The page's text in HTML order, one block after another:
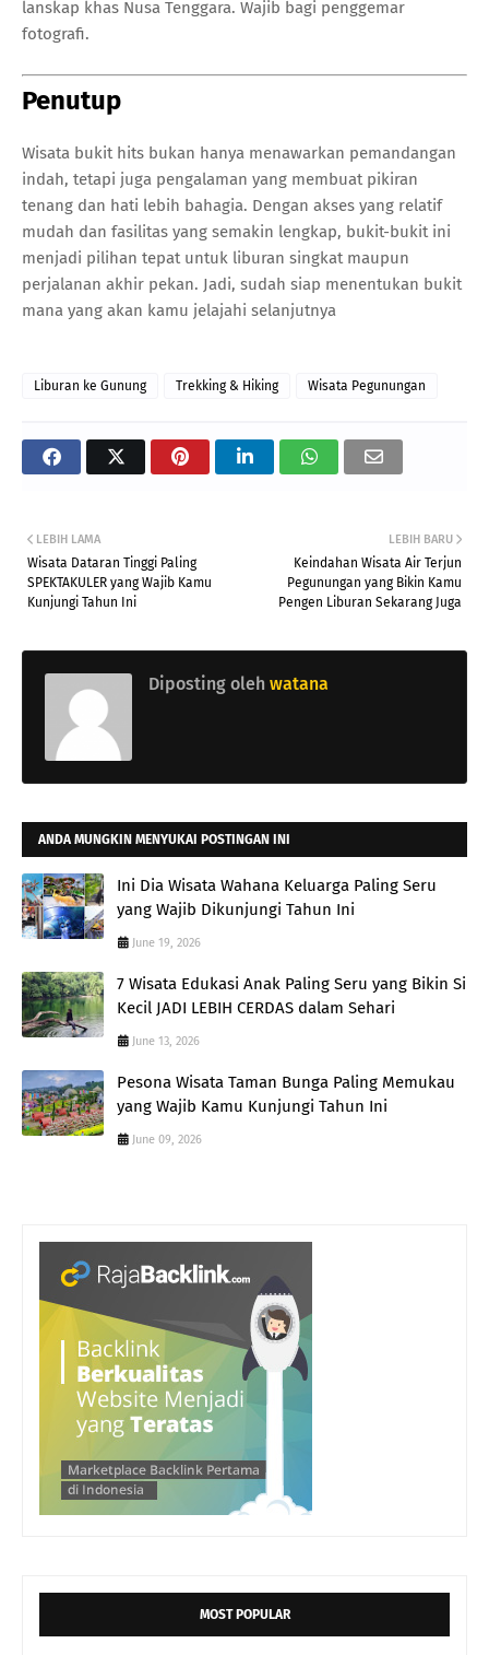
lanskap khas Nusa Tenggara. Wajib bagi penggemar
fotografi.
Penutup
Wisata bukit hits bukan hanya menawarkan pemandangan
indah, tetapi juga pengalaman yang membuat pikiran
tenang dan hati lebih bahagia. Dengan akses yang relatif
mudah dan fasilitas yang semakin lengkap, bukit-bukit ini
menjadi pilihan tepat untuk liburan singkat maupun
perjalanan akhir pekan. Jadi, sudah siap menentukan bukit
mana yang akan kamu jelajahi selanjutnya
Liburan ke Gunung Trekking & Hiking Wisata Pegunungan
LEBIH BARU
Keindahan Wisata Air Terjun
Pegunungan yang Bikin Kamu
Pengen Liburan Sekarang Juga
LEBIH LAMA
Wisata Dataran Tinggi Paling
SPEKTAKULER yang Wajib Kamu
Kunjungi Tahun Ini
Diposting oleh watana
ANDA MUNGKIN MENYUKAI POSTINGAN INI
Ini Dia Wisata Wahana Keluarga Paling Seru
yang Wajib Dikunjungi Tahun Ini
June 19, 2026
7 Wisata Edukasi Anak Paling Seru yang Bikin Si
Kecil JADI LEBIH CERDAS dalam Sehari
June 13, 2026
Pesona Wisata Taman Bunga Paling Memukau
yang Wajib Kamu Kunjungi Tahun Ini
June 09, 2026
MOST POPULAR